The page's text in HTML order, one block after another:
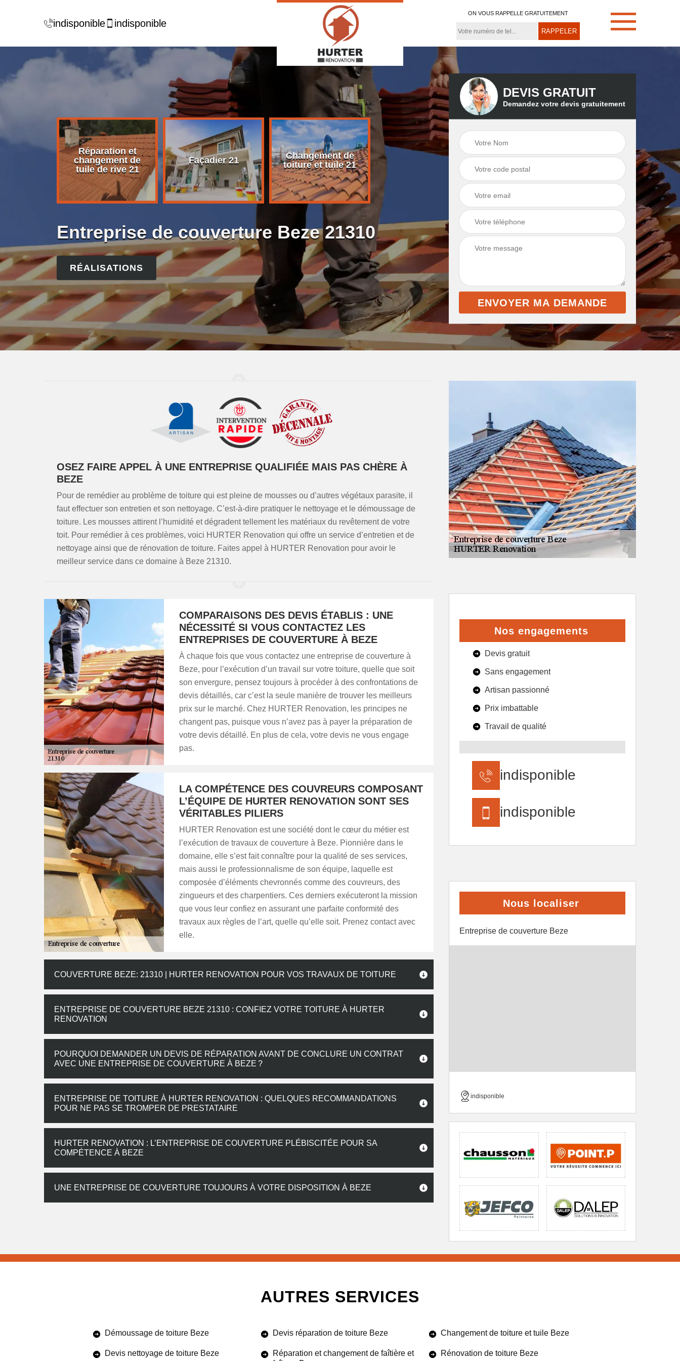
indisponible indisponible
ON VOUS RAPPELLE GRATUITEMENT
Réparation et
changement de
tuile de rive 21
Façadier 21
Changement de
toiture et tuile 21
Rénovation de
Démoussage de
toiture 21
Couvreur zingueur
21
Entreprise de couverture Beze 21310
RÉALISATIONS
DEVIS GRATUIT
Demandez votre devis gratuitement
OSEZ FAIRE APPEL À UNE ENTREPRISE QUALIFIÉE MAIS PAS CHÈRE À
BEZE
Pour de remédier au problème de toiture qui est pleine de mousses ou d’autres végétaux parasite, il
faut effectuer son entretien et son nettoyage. C’est-à-dire pratiquer le nettoyage et le démoussage de
toiture. Les mousses attirent l’humidité et dégradent tellement les matériaux du revêtement de votre
toit. Pour remédier à ces problèmes, voici HURTER Renovation qui offre un service d’entretien et de
nettoyage ainsi que de rénovation de toiture. Faites appel à HURTER Renovation pour avoir le
meilleur service dans ce domaine à Beze 21310.
COMPARAISONS DES DEVIS ÉTABLIS : UNE
NÉCESSITÉ SI VOUS CONTACTEZ LES
ENTREPRISES DE COUVERTURE À BEZE
À chaque fois que vous contactez une entreprise de couverture à
Beze, pour l’exécution d’un travail sur votre toiture, quelle que soit
son envergure, pensez toujours à procéder à des confrontations de
devis détaillés, car c’est la seule manière de trouver les meilleurs
prix sur le marché. Chez HURTER Renovation, les principes ne
changent pas, puisque vous n’avez pas à payer la préparation de
votre devis détaillé. En plus de cela, votre devis ne vous engage
pas.
LA COMPÉTENCE DES COUVREURS COMPOSANT
L’ÉQUIPE DE HURTER RENOVATION SONT SES
VÉRITABLES PILIERS
HURTER Renovation est une société dont le cœur du métier est
l’exécution de travaux de couverture à Beze. Pionnière dans le
domaine, elle s’est fait connaître pour la qualité de ses services,
mais aussi le professionnalisme de son équipe, laquelle est
composée d’éléments chevronnés comme des couvreurs, des
zingueurs et des charpentiers. Ces derniers exécuteront la mission
que vous leur confiez en assurant une parfaite conformité des
travaux aux règles de l’art, quelle qu’elle soit. Prenez contact avec
elle.
COUVERTURE BEZE: 21310 | HURTER RENOVATION POUR VOS TRAVAUX DE TOITURE
ENTREPRISE DE COUVERTURE BEZE 21310 : CONFIEZ VOTRE TOITURE À HURTER
RENOVATION
POURQUOI DEMANDER UN DEVIS DE RÉPARATION AVANT DE CONCLURE UN CONTRAT
AVEC UNE ENTREPRISE DE COUVERTURE À BEZE ?
ENTREPRISE DE TOITURE À HURTER RENOVATION : QUELQUES RECOMMANDATIONS
POUR NE PAS SE TROMPER DE PRESTATAIRE
HURTER RENOVATION : L’ENTREPRISE DE COUVERTURE PLÉBISCITÉE POUR SA
COMPÉTENCE À BEZE
UNE ENTREPRISE DE COUVERTURE TOUJOURS À VOTRE DISPOSITION À BEZE
Nos engagements
Devis gratuit
Sans engagement
Artisan passionné
Prix imbattable
Travail de qualité
indisponible
indisponible
Nous localiser
Entreprise de couverture Beze
indisponible
AUTRES SERVICES
Démoussage de toiture Beze
Devis nettoyage de toiture Beze
Devis réparation de toiture Beze
Réparation et changement de faîtière et
Changement de toiture et tuile Beze
Rénovation de toiture Beze